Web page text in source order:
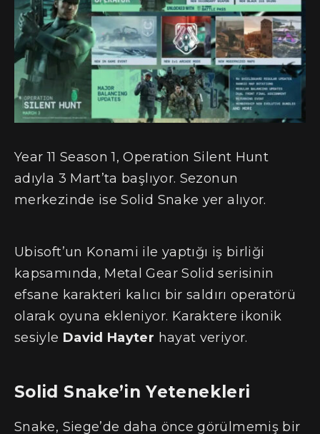
Year 11 Season 1, Operation Silent Hunt
adıyla 3 Mart’ta başlıyor. Sezonun
merkezinde ise Solid Snake yer alıyor.
Ubisoft’un Konami ile yaptığı iş birliği
kapsamında, Metal Gear Solid serisinin
efsane karakteri kalıcı bir saldırı operatörü
olarak oyuna ekleniyor. Karaktere ikonik
sesiyle David Hayter hayat veriyor.
Solid Snake’in Yetenekleri
Snake, Siege’de daha önce görülmemiş bir